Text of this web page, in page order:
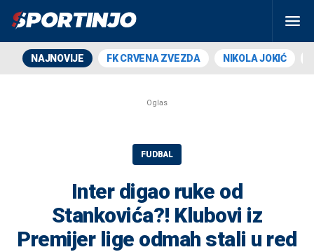
NAJNOVIJE FK CRVENA ZVEZDA NIKOLA JOKIĆ
FUDBAL
Inter digao ruke od
Stankovića?! Klubovi iz
Premijer lige odmah stali u red